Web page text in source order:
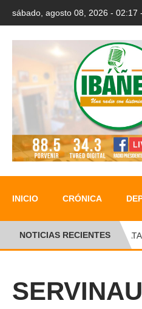
sábado, agosto 08, 2026 - 02:17
INICIO CRÓNICA
NOTICIAS RECIENTES